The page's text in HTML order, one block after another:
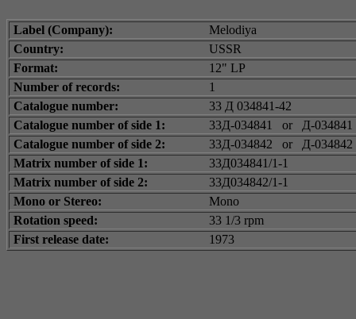
Label (Company):
Melodiya
Country:
USSR
Format:
12" LP
Number of records:
1
Catalogue number:
33 Д 034841-42
Catalogue number of side 1:
33Д-034841 or Д-034841
Catalogue number of side 2:
33Д-034842 or Д-034842
Matrix number of side 1:
33Д034841/1-1
Matrix number of side 2:
33Д034842/1-1
Mono or Stereo:
Mono
Rotation speed:
33 1/3 rpm
First release date:
1973